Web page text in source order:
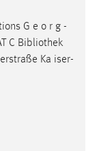
G e o r g -
C Bibliothek
Ka iser-